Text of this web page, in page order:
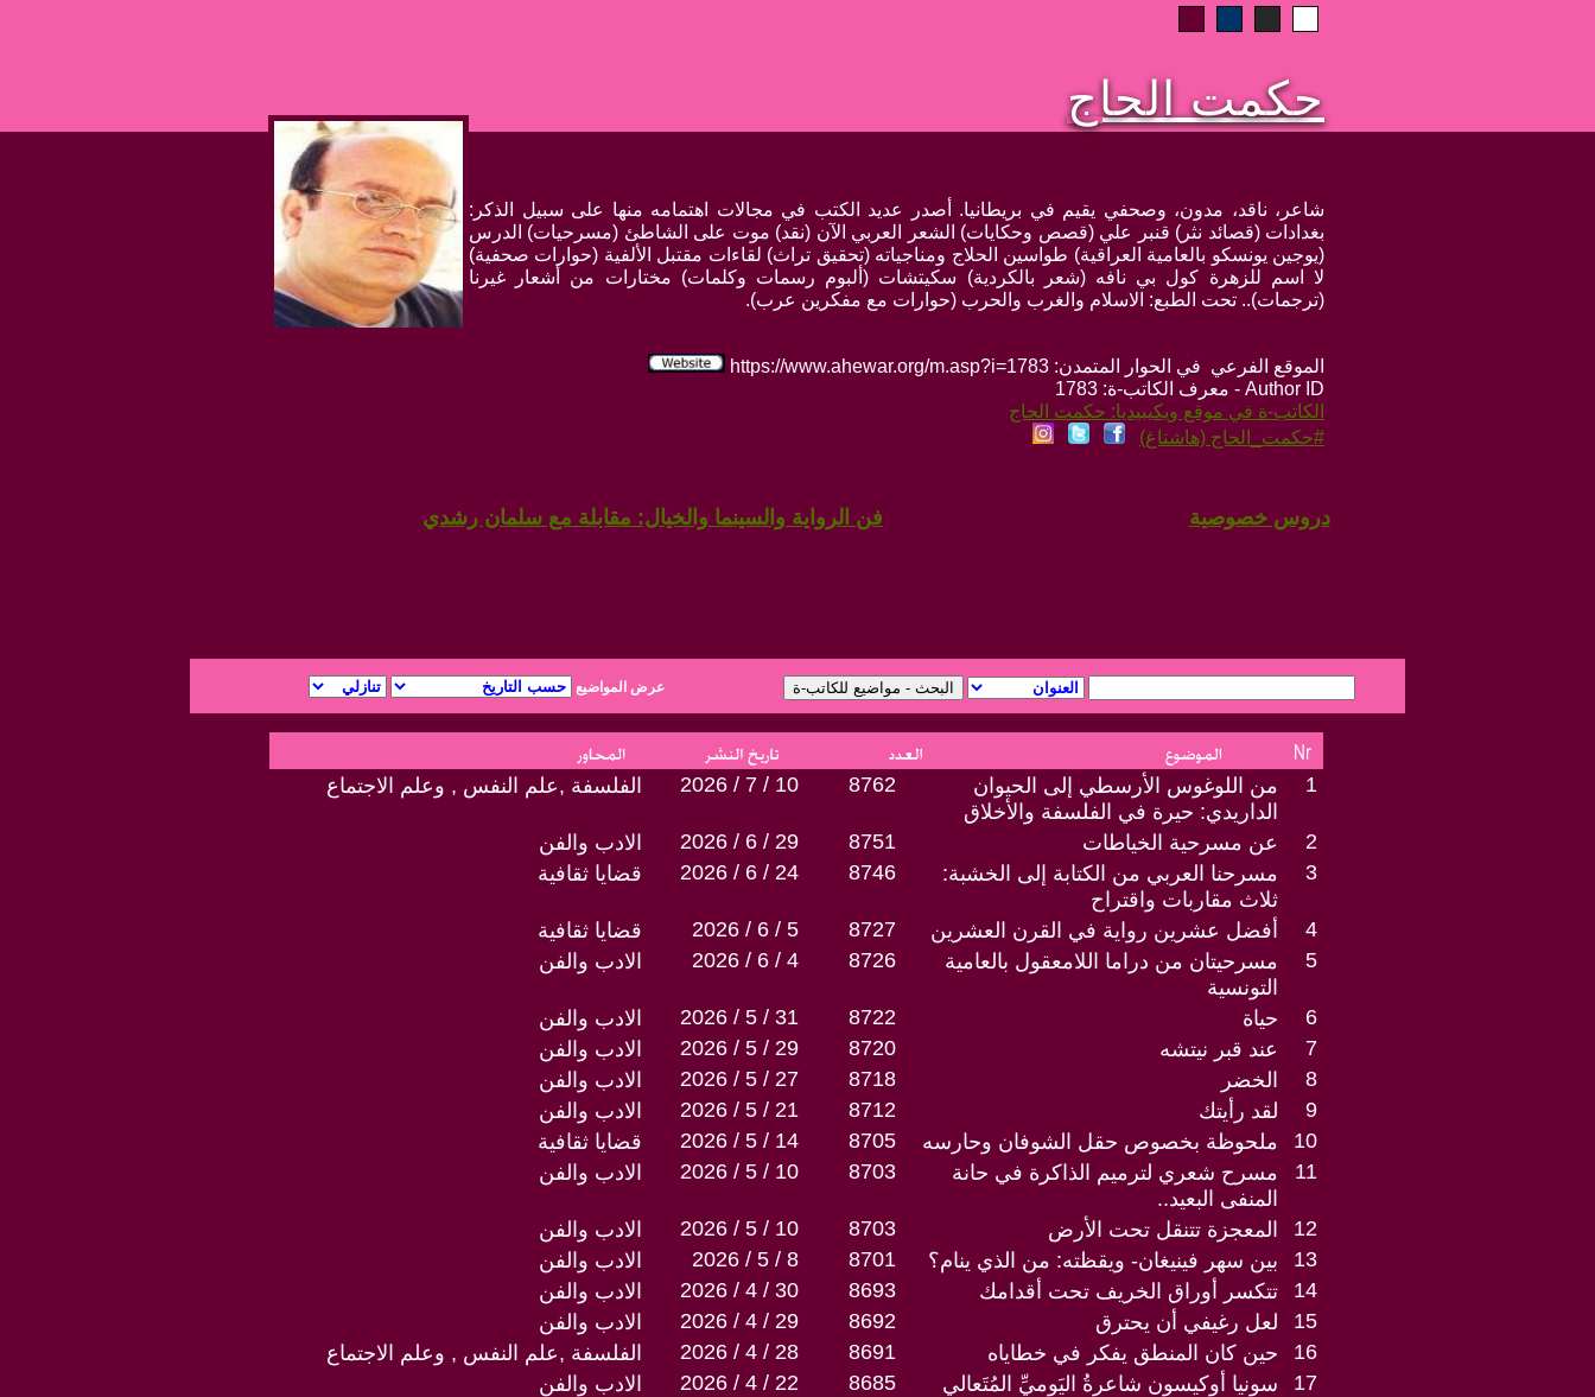
حكمت الحاج
شاعر، ناقد، مدون، وصحفي يقيم في بريطانيا. أصدر عديد الكتب في مجالات اهتمامه منها على سبيل الذكر:
بغدادات (قصائد نثر) قنبر علي (قصص وحكايات) الشعر العربي الآن (نقد) موت على الشاطئ (مسرحيات) الدرس
(يوجين يونسكو بالعامية العراقية) طواسين الحلاج ومناجياته (تحقيق تراث) لقاءات مقتبل الألفية (حوارات صحفية)
لا اسم للزهرة كول بي نافه (شعر بالكردية) سكيتشات (ألبوم رسمات وكلمات) مختارات من أشعار غيرنا
(ترجمات).. تحت الطبع: الاسلام والغرب والحرب (حوارات مع مفكرين عرب).
الموقع الفرعي في الحوار المتمدن: https://www.ahewar.org/m.asp?i=1783
Author ID - معرف الكاتب-ة: 1783
الكاتب-ة في موقع ويكيبيديا: حكمت الحاج
#حكمت_الحاج (هاشتاغ)
فن الرواية والسينما والخيال: مقابلة مع سلمان رشدي دروس خصوصية
عرض المواضيع
الفلسفة ,علم النفس , وعلم الاجتماع 2026 / 7 / 10 8762
من اللوغوس الأرسطي إلى الحيوان
الداريدي: حيرة في الفلسفة والأخلاق
1
الادب والفن 2026 / 6 / 29 8751 عن مسرحية الخياطات
2
قضايا ثقافية
2026 / 6 / 24 8746
مسرحنا العربي من الكتابة إلى الخشبة:
ثلاث مقاربات واقتراح
3
قضايا ثقافية 2026 / 6 / 5 8727 أفضل عشرين رواية في القرن العشرين
4
الادب والفن
2026 / 6 / 4 8726
مسرحيتان من دراما اللامعقول بالعامية
التونسية
5
الادب والفن 2026 / 5 / 31 8722 حياة
6
الادب والفن
2026 / 5 / 29 8720 عند قبر نيتشه
7
الادب والفن
2026 / 5 / 27 8718 الخضر
8
الادب والفن
2026 / 5 / 21 8712 لقد رأيتك
9
قضايا ثقافية
2026 / 5 / 14 8705 ملحوظة بخصوص حقل الشوفان وحارسه
10
الادب والفن
2026 / 5 / 10 8703
مسرح شعري لترميم الذاكرة في حانة
المنفى البعيد..
11
الادب والفن 2026 / 5 / 10 8703 المعجزة تتنقل تحت الأرض
12
الادب والفن
2026 / 5 / 8 8701 بين سهر فينيغان- ويقظته: من الذي ينام؟
13
الادب والفن
2026 / 4 / 30 8693 تتكسر أوراق الخريف تحت أقدامك
14
الادب والفن
2026 / 4 / 29 8692 لعل رغيفي أن يحترق
15
الفلسفة ,علم النفس , وعلم الاجتماع
2026 / 4 / 28 8691 حين كان المنطق يفكر في خطاياه
16
الادب والفن
2026 / 4 / 22 8685 سونيا أوكيسون شاعرةُ اليَوميِّ المُتَعالي
17